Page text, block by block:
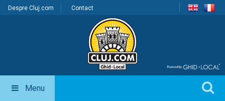
Despre Cluj.com Contact
Menu